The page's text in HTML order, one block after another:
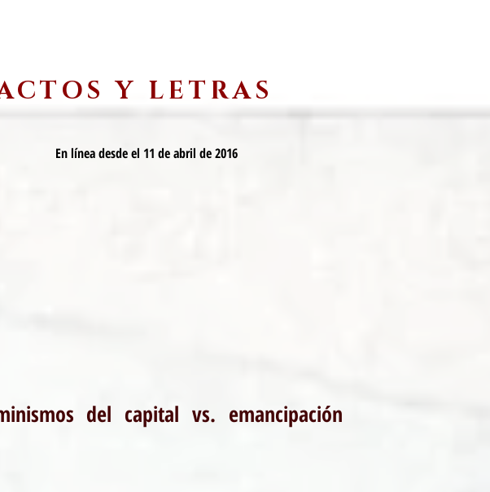
Y LETRAS
En línea desde el 11 de abril de 2016
del capital vs. emancipación